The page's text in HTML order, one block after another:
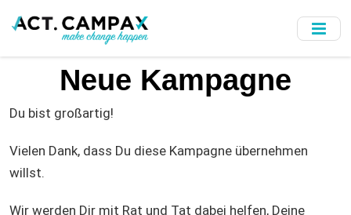
to
Neue Kampagne
Du bist großartig!
Vielen Dank, dass Du diese Kampagne übernehmen
willst.
Wir werden Dir mit Rat und Tat dabei helfen, Deine